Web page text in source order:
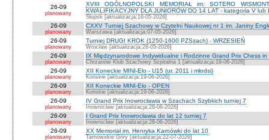
26-09
planowany
XVIII OGÓLNOPOLSKI MEMORIAŁ im. SOTERO
KWALIFIKACYJNY DLA JUNIORÓW DO 14 LAT - kategoria V
Słupsk [aktualizacja:16-05-2026]
26-09
planowany
CXXV Turniej Szachowy w Czytelni Naukowej nr 1 im. Janiny
Warszawa [aktualizacja:07-05-2026]
26-09
planowany
Turniej DRUGI KROK (1250-1600 PZSzach) - WRZESIEŃ
Wrocław [aktualizacja:28-05-2026]
26-09
planowany
IX Międzynarodowe Indywidualne i Rodzinne Grand Prix Chess
Chrzanów Klub Szachowy Szpitalna 1 [aktualizacja:18-06-2026]
26-09
planowany
XII Koneckie MINI-Elo - U15 (ur. 2011 i młodsi)
Końskie [aktualizacja:19-06-2026]
26-09
planowany
XII Koneckie MINI-Elo - OPEN
Końskie [aktualizacja:19-06-2026]
26-09
planowany
IV Grand Prix Inowrocławia w Szachach Szybkich turniej 7
Inowrocław [aktualizacja:28-06-2026]
26-09
planowany
I Grand Prix Inowrocławia do lat 12 turniej 7
Inowrocław [aktualizacja:28-06-2026]
26-09
planowany
XX Memoriał im. Henryka Karnówki do lat 10
Tarnowskie Góry [aktualizacja:22-07-2026]